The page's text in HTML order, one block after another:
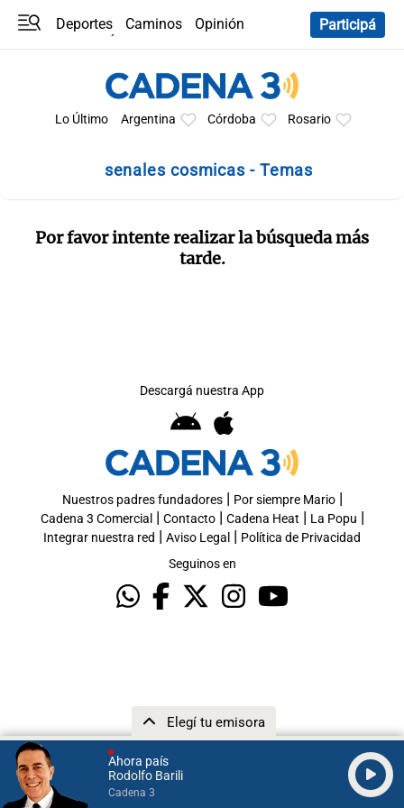
Ahora país
Rodolfo Barili
Cadena 3
Elegí tu emisora
Deportes Caminos
Opinión
Participá
Lo Último Argentina Córdoba Rosario
senales cosmicas - Temas
Por favor intente realizar la búsqueda más
tarde.
Descargá nuestra App
Nuestros padres fundadores| Por siempre Mario|
Cadena 3 Comercial | Contacto| Cadena Heat | La Popu |
Integrar nuestra red | Aviso Legal | Política de Privacidad
Seguinos en